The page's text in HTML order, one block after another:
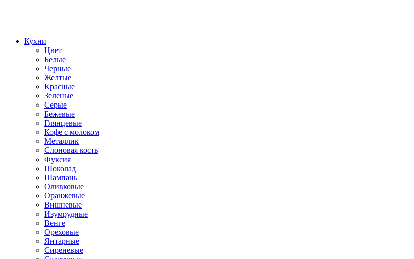
Кухни
Цвет
Белые
Черные
Желтые
Красные
Зеленые
Серые
Бежевые
Глянцевые
Кофе с молоком
Металлик
Слоновая кость
Фуксия
Шоколад
Шампань
Оливковые
Оранжевые
Вишневые
Изумрудные
Венге
Ореховые
Янтарные
Сиреневые